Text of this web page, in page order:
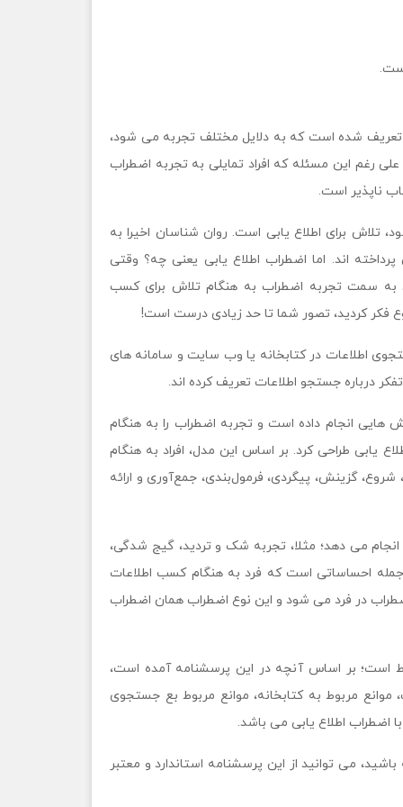
شده است که به دلایل مختلف تجربه می شود،
رغم این مسئله که افراد تمایلی به تجربه اضطراب
ناپذیر است.
تلاش برای اطلاع یابی است. روان شناسان اخیرا به
اند. اما اضطراب اطلاع یابی یعنی چه؟ وقتی
به سمت تجربه اضطراب به هنگام تلاش برای کسب
فکر کردید، تصور شما تا حد زیادی درست است!
اطلاعات در کتابخانه یا وب سایت و سامانه های
درباره جستجو اطلاعات تعریف کرده اند.
هایی انجام داده است و تجربه اضطراب را به هنگام
یابی طراحی کرد. بر اساس این مدل، افراد به هنگام
عبور می کنند و این 6 مرحله شامل، شروع، گزینش، پیگردی، فرمول‌بندی، جمع‌آوری و ارائه
انجام می دهد؛ مثلا، تجربه شک و تردید، گیج شدگی،
احساساتی است که فرد به هنگام کسب اطلاعات
در فرد می شود و این نوع اضطراب همان اضطراب
است؛ بر اساس آنچه در این پرسشنامه آمده است،
موانع مربوط به کتابخانه، موانع مربوط بع جستجوی
اضطراب اطلاع یابی می باشد.
می توانید از این پرسشنامه استاندارد و معتبر